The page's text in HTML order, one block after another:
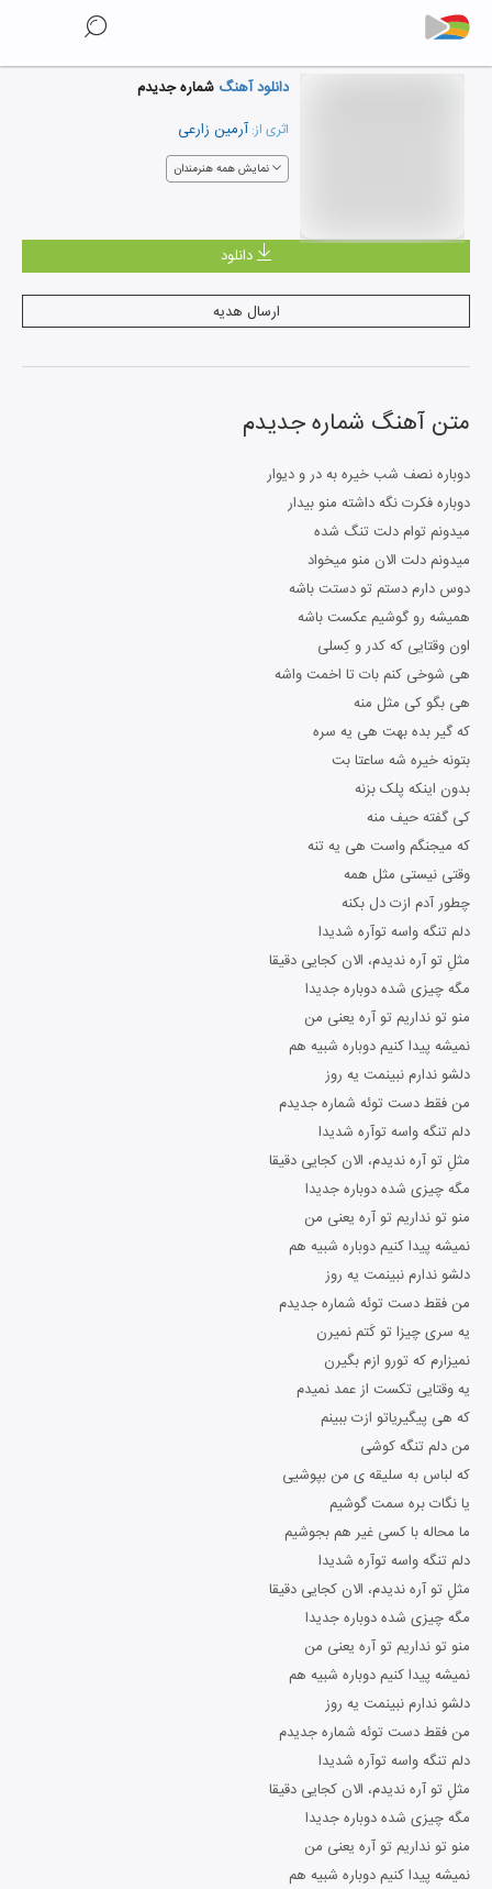
دانلود آهنگ شماره جدیدم
اثری از: آرمین زارعی
نمایش همه هنرمندان
دانلود
ارسال هدیه
متن آهنگ شماره جدیدم
دوباره نصف شب خیره به در و دیوار
دوباره فکرت نگه داشته منو بیدار
میدونم توام دلت تنگ شده
میدونم دلت الان منو میخواد
دوس دارم دستم تو دستت باشه
همیشه رو گوشیم عکست باشه
اون وقتایی که کدر و کِسلی
هی شوخی کنم بات تا اخمت واشه
هی بگو کی مثل منه
که گیر بده بهت هی یه سره
بتونه خیره شه ساعتا بت
بدون اینکه پلک بزنه
کی گفته حیف منه
که میجنگم واست هی یه تنه
وقتی نیستی مثل همه
چطور آدم ازت دل بکنه
دلم تنگه واسه توآره شدیدا
مثلِ تو آره ندیدم، الان کجایی دقیقا
مگه چیزی شده دوباره جدیدا
منو تو نداریم تو آره یعنی من
نمیشه پیدا کنیم دوباره شبیه هم
دلشو ندارم نبینمت یه روز
من فقط دست توئه شماره جدیدم
دلم تنگه واسه توآره شدیدا
مثلِ تو آره ندیدم، الان کجایی دقیقا
مگه چیزی شده دوباره جدیدا
منو تو نداریم تو آره یعنی من
نمیشه پیدا کنیم دوباره شبیه هم
دلشو ندارم نبینمت یه روز
من فقط دست توئه شماره جدیدم
یه سری چیزا تو کَتم نمیرن
نمیزارم که تورو ازم بگیرن
یه وقتایی تکست از عمد نمیدم
که هی پیگیریاتو ازت ببینم
من دلم تنگه کوشی
که لباس به سلیقه ی من بپوشیی
یا نگات بره سمت گوشیم
ما محاله با کسی غیر هم بجوشیم
دلم تنگه واسه توآره شدیدا
مثلِ تو آره ندیدم، الان کجایی دقیقا
مگه چیزی شده دوباره جدیدا
منو تو نداریم تو آره یعنی من
نمیشه پیدا کنیم دوباره شبیه هم
دلشو ندارم نبینمت یه روز
من فقط دست توئه شماره جدیدم
دلم تنگه واسه توآره شدیدا
مثلِ تو آره ندیدم، الان کجایی دقیقا
مگه چیزی شده دوباره جدیدا
منو تو نداریم تو آره یعنی من
نمیشه پیدا کنیم دوباره شبیه هم